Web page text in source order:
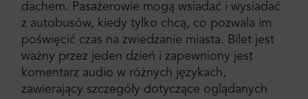
dachem. Pasażerowie mogą wsiadać i wysiadać
z autobusów, kiedy tylko chcą, co pozwala im
poświęcić czas na zwiedzanie miasta. Bilet jest
ważny przez jeden dzień i zapewniony jest
komentarz audio w różnych językach,
zawierający szczegóły dotyczące oglądanych